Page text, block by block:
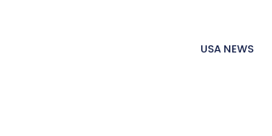
USA NEWS